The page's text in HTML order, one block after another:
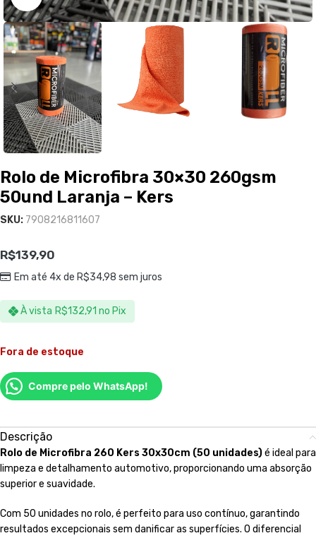
Rolo de Microfibra 30×30 260gsm
50und Laranja – Kers
SKU: 7908216811607
R$139,90
Em até 4x de R$34,98 sem juros
À vista R$132,91 no Pix
Fora de estoque
Compre pelo WhatsApp!
Descrição
Rolo de Microfibra 260 Kers 30x30cm (50 unidades)é ideal para
limpeza e detalhamento automotivo, proporcionando uma absorção
superior e suavidade.
Com 50 unidades no rolo, é perfeito para uso contínuo, garantindo
resultados excepcionais sem danificar as superfícies. O diferencial